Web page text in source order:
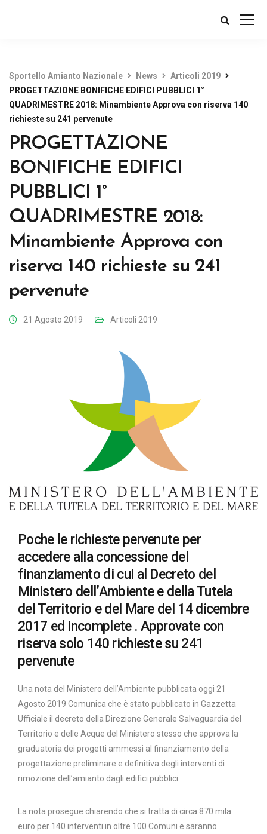
Sportello Amianto Nazionale News
Articoli 2019
PROGETTAZIONE BONIFICHE EDIFICI PUBBLICI 1°
QUADRIMESTRE 2018: Minambiente Approva con riserva 140
richieste su 241 pervenute
PROGETTAZIONE
BONIFICHE EDIFICI
PUBBLICI 1°
QUADRIMESTRE 2018:
Minambiente Approva con
riserva 140 richieste su 241
pervenute
21 Agosto 2019 Articoli 2019
Poche le richieste pervenute per
accedere alla concessione del
finanziamento di cui al Decreto del
Ministero dell’Ambiente e della Tutela
del Territorio e del Mare del 14 dicembre
2017 ed incomplete . Approvate con
riserva solo 140 richieste su 241
pervenute
Una nota del Ministero dell’Ambiente pubblicata oggi 21
Agosto 2019 Comunica che è stato pubblicato in Gazzetta
Ufficiale il decreto della Direzione Generale Salvaguardia del
Territorio e delle Acque del Ministero stesso che approva la
graduatoria dei progetti ammessi al finanziamento della
progettazione preliminare e definitiva degli interventi di
rimozione dell’amianto dagli edifici pubblici.
La nota prosegue chiarendo che si tratta di circa 870 mila
euro per 140 interventi in oltre 100 Comuni e saranno